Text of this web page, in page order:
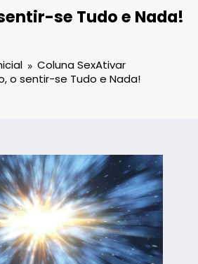
se Tudo e Nada!
Coluna SexAtivar
o sentir-se Tudo e Nada!